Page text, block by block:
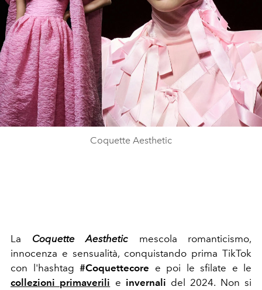
Coquette Aesthetic
La Coquette Aesthetic mescola romanticismo,
innocenza e sensualità, conquistando prima TikTok
con l'hashtag #Coquettecore e poi le sfilate e le
collezioni primaverili e invernali del 2024. Non si